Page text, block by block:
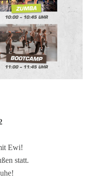
Ewi!
statt.